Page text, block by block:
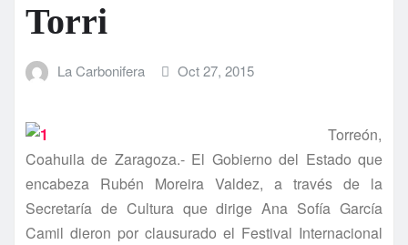
Torri
La Carbonifera Oct 27, 2015
Torreón,
Coahuila de Zaragoza.- El Gobierno del Estado que
encabeza Rubén Moreira Valdez, a través de la
Secretarí­a de Cultura que dirige Ana Sofí­a Garcí­a
Camil dieron por clausurado el Festival Internacional